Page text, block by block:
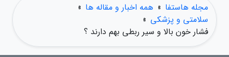
مجله هاستفا » همه اخبار و مقاله ها »
سلامتی و پزشکی »
فشار خون بالا و سیر ربطی بهم دارند ؟